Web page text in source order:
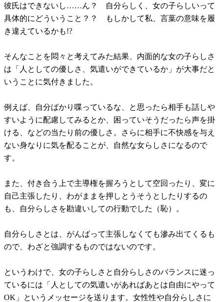
彼氏はできないし……ん？ 自分らしく、女の子らしいって
具体的にどういうこと？？ もしかして私、言葉の意味を履
き違えているかも!?
そんなことを悶々と考えてみた結果、内面的な女の子らしさ
は「人としての優しさ、気遣いができているか」が大事だと
いうことに気付きました。
例えば、自分ばかり喋っているな、と思ったら相手も話しや
すいように配慮してみるとか、困っていそうだったら声を掛
ける、などの当たり前の優しさ。さらに相手に不快感を与え
ない身なりに気を配ることが、自然な女らしさになるので
す。
また、付き合う上で主導権を握ろうとして空回ったり、変に
自己主張したり、わがままを押しとうそうとしたりするの
も、自分らしさを勘違いしての行動でした（恥）。
自分らしさとは、がんばって主張しなくても滲み出てくるも
ので、わざと強調するものではないのです。
というわけで、女の子らしさと自分らしさのバランスに迷っ
ているには「人としての気遣いがあればあとは自由にやって
OK」というメッセージを送ります。女性性や自分らしさに